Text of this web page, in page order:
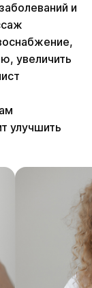
и
увеличить
улучшить